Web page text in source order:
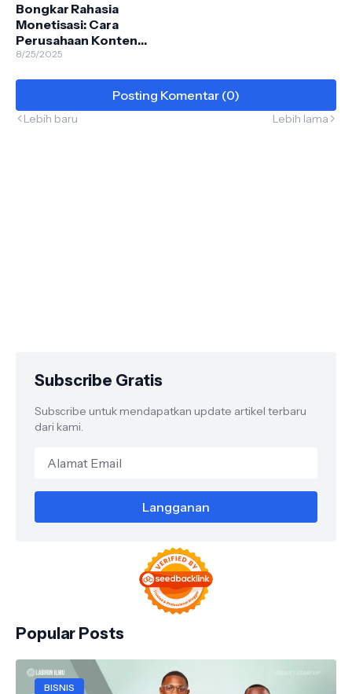
Bongkar Rahasia
Monetisasi: Cara
Perusahaan Konten
Meraup Untung?
8/25/2025
Posting Komentar (0)
Lebih baru Lebih lama
Subscribe Gratis
Subscribe untuk mendapatkan update artikel terbaru
dari kami.
Popular Posts
BISNIS